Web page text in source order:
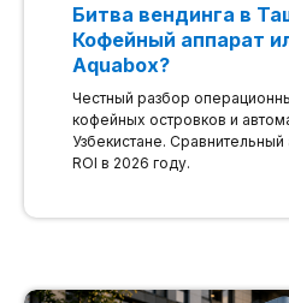
Битва вендинга в
Кофейный аппарат
Aquabox?
Честный разбор
кофейных островков и
Узбекистане. Сравнительный
ROI в 2026 году.